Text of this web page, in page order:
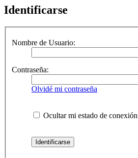
Identificarse
Nombre de Usuario:
Contraseña:
Olvidé mi contraseña
Ocultar mi estado de conexión